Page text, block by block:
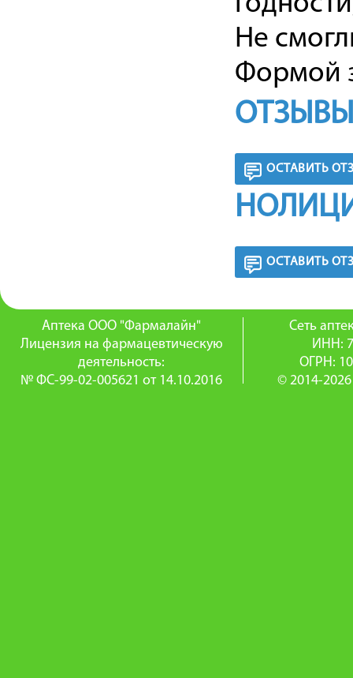
Не
Формой
ОСТАВИТЬ
ОСТАВИТЬ
Аптека ООО "Фармалайн"
Лицензия на фармацевтическую
деятельность:
№ ФС-99-02-005621 от 14.10.2016
Сеть
ИНН:
ОГРН:
© 2014-